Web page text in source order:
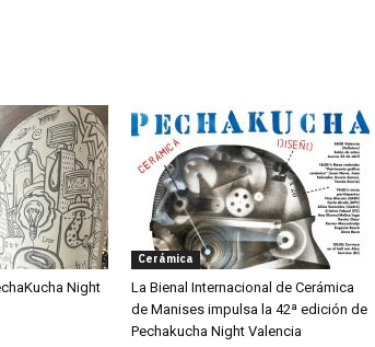
Night
Cerámica
La Bienal Internacional de Cerámica
de Manises impulsa la 42ª edición de
Pechakucha Night Valencia